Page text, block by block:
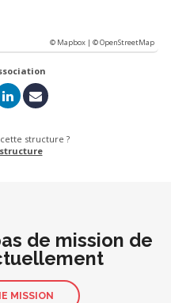
© Mapbox |© OpenStreetMap
structure ?
de mission de
MISSION